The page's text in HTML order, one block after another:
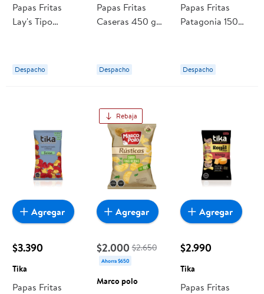
Papas Fritas
Lay's Tipo
Despacho
Papas Fritas
Caseras 450 g
Despacho
Papas Fritas
Patagonia 150
Despacho
$3.390
Tika
Papas Fritas
Agregar
Rebaja
$2.000 $2.650
Ahorra $650
Marco polo
Agregar
$2.990
Tika
Papas Fritas
Agregar